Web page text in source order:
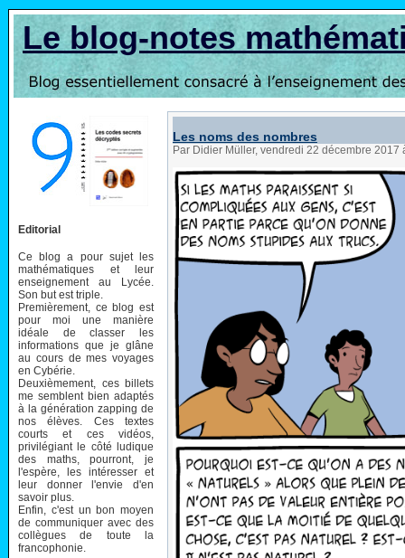
Le blog-notes
Editorial
Ce blog a pour sujet les
mathématiques et leur
enseignement au Lycée.
Son but est triple.
Premièrement, ce blog est
pour moi une manière
idéale de classer les
informations que je glâne
au cours de mes voyages
en Cybérie.
Deuxièmement, ces billets
me semblent bien adaptés
à la génération zapping de
nos élèves. Ces textes
courts et ces vidéos,
privilégiant le côté ludique
des maths, pourront, je
l'espère, les intéresser et
leur donner l'envie d'en
savoir plus.
Enfin, c'est un bon moyen
de communiquer avec des
collègues de toute la
francophonie.
Les noms des nombres
Par Didier Müller, vendredi 22 décembre 2017